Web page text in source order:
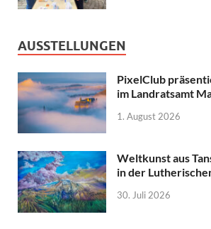
AUSSTELLUNGEN
PixelClub
im Landratsamt
1. August 2026
Weltkunst aus
in der
30. Juli 2026